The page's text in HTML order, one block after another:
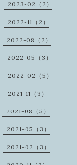
2023-02（2）
2022-11（2）
2022-08（2）
2022-05（3）
2022-02（5）
2021-11（3）
2021-08（5）
2021-05（3）
2021-02（3）